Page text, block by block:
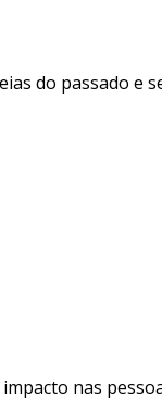
do passado e
nas